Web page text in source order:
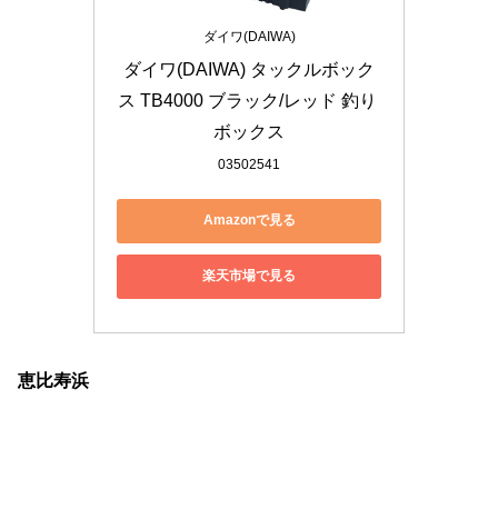
ダイワ(DAIWA)
ダイワ(DAIWA) タックルボック
ス TB4000 ブラック/レッド 釣り
ボックス
03502541
Amazonで見る
楽天市場で見る
恵比寿浜